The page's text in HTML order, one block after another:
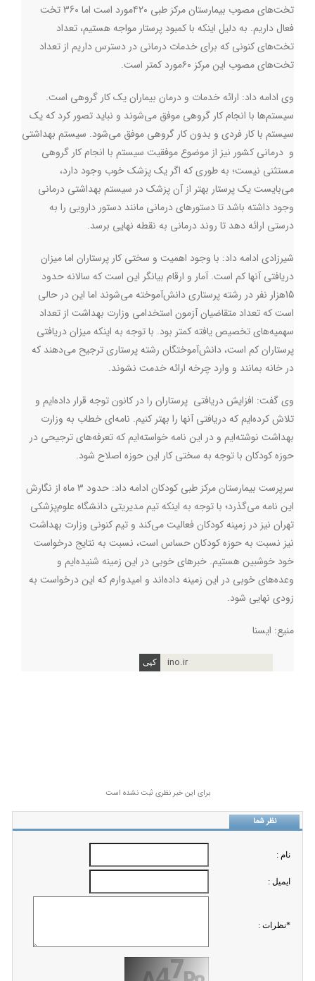
تخت‌های مصوب بیمارستان مرکز طبی ۴۲۰مورد است اما 360 تخت
فعال داریم. به دلیل اینکه با کمبود پرستار مواجه هستیم، تعداد
تخت‌های کنونی که برای خدمات درمانی در دسترس داریم از تعداد
تخت‌های مصوب این مرکز ۶۰مورد کمتر است
.
وی ادامه داد: ارائه خدمات و درمان بیماران یک کار گروهی است.
سیستم‌ها با انجام کار گروهی موفق می‌شوند و نباید تصور کرد که یک
سیستم با کار فردی و بدون کار گروهی موفق می‌شود. سیستم بهداشتی
و درمانی کشور نیز از موضوع موفقیت سیستم با انجام کار گروهی
مستثنی نیست؛ به طوری که اگر یک پزشک خوب وجود دارد،
می‌بایست یک پرستار بهتر از آن پزشک در سیستم بهداشتی درمانی
وجود داشته باشد تا دستورهای درمانی مانند دستور دارویی را به
درستی ارائه دهد تا روند درمانی به نقطه نهایی برسد.
شیرزادی ادامه داد: با وجود اهمیت و سختی کار پرستاران اما میزان
دریافتی آنها کم است. آمار و ارقام بیانگر این است که سالانه حدود
15هزار نفر در رشته پرستاری دانش‌آموخته می‌شوند اما این در حالی
است که تعداد متقاضیان آزمون استخدامی وزارت بهداشت از تعداد
سهمیه‌های تخصیص یافته کمتر بود. با توجه به اینکه میزان دریافتی
پرستاران کم است، دانش‌آموختگان رشته‌ پرستاری ترجیح می‌دهند که
در خانه بمانند و وارد چرخه ارائه خدمت نشوند.
وی گفت: افزایش دریافتی پرستاران را در کانون توجه قرار داده‌ایم و
تلاش کرده‌ایم که دریافتی آنها را بهتر کنیم. نامه‌ای خطاب به وزارت
بهداشت نوشته‌ایم و در این نامه خواسته‌ایم که تعرفه‌های ترجیحی در
حوزه کودکان با توجه به سختی کار این حوزه اصلاح شود.
سرپرست بیمارستان مرکز طبی کودکان ادامه داد: حدود 3 ماه از نگارش
این نامه می‌گذرد؛ با توجه به اینکه تیم مدیریتی دانشگاه علوم‌پزشکی
تهران نیز در زمینه کودکان فعالیت می‌کند و تیم کنونی وزارت بهداشت
نیز نسبت به حوزه کودکان حساس است، نسبت به نتایج درخواست
خود خوشبین هستیم. خبرهای خوبی در این زمینه شنیده‌ایم و
وعده‌های خوبی در این زمینه داده‌اند و امیدوارم که این درخواست به
زودی نهایی شود.
منیع: ایسنا
ino.ir
برای این خبر نظری ثبت نشده است
نظر شما
نام :
ايميل :
*نظرات :